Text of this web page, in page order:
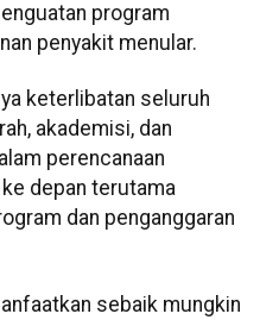
program
penyakit menular.
keterlibatan seluruh
akademisi, dan
perencanaan
depan terutama
dan penganggaran
sebaik mungkin